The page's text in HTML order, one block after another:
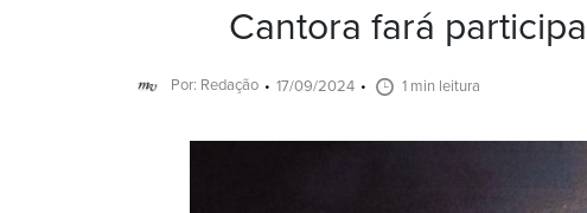
Cantora fará
Por: Redação 17/09/2024 1 min leitura